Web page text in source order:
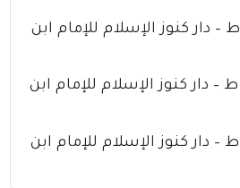
كتاب المغني ج15 ط – دار كنوز الإسلام للإمام ابن
كتاب المغني ج14 ط – دار كنوز الإسلام للإمام ابن
كتاب المغني ج13 ط – دار كنوز الإسلام للإمام ابن